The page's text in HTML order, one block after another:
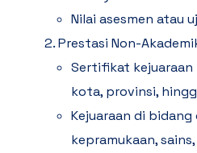
Nilai asesmen atau
Prestasi Non-
Sertifikat
kota, provinsi,
Kejuaraan di bidang
kepramukaan,